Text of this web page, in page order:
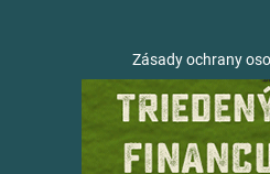
Zásady ochrany